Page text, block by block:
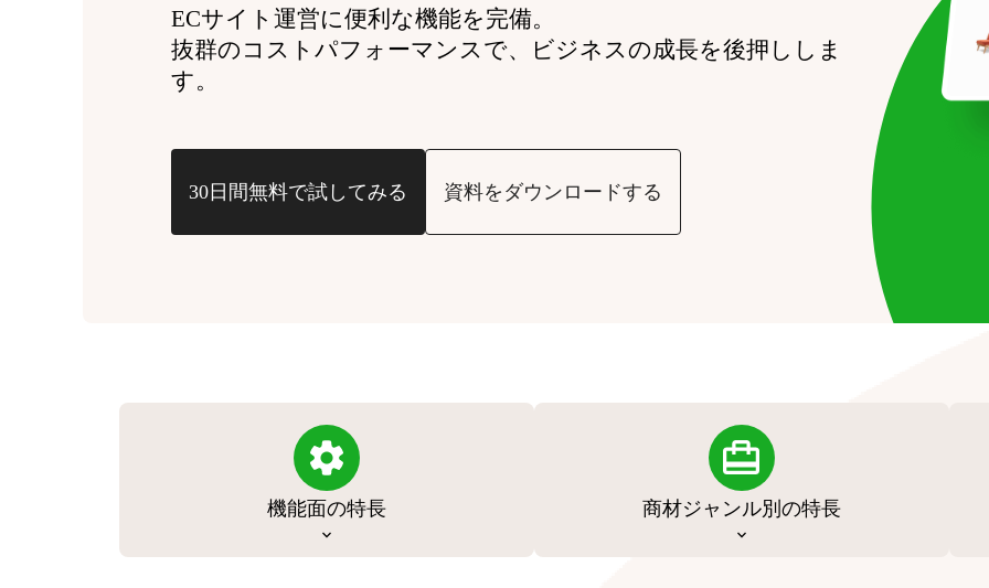
ECサイト運営に便利な機能を完備。
抜群のコストパフォーマンスで、ビジネスの成長を後押ししま
す。
30日間無料で試してみる 資料をダウンロードする
機能面の特長 商材ジャンル別の特長